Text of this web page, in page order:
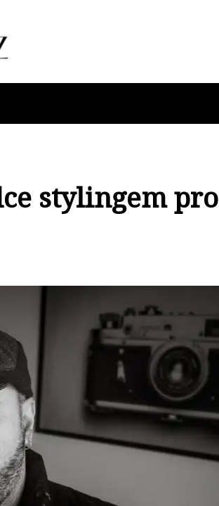
stylingem pro